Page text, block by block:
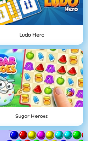
Ludo Hero
Sugar Heroes